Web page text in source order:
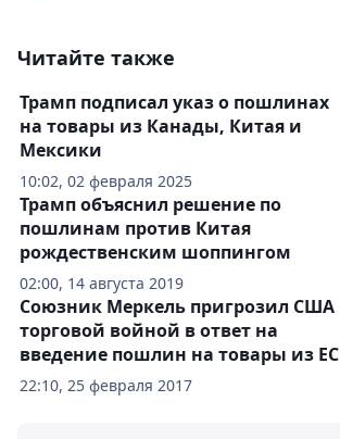
Читайте также
10:02, 02 февраля 2025
Трамп подписал указ о пошлинах
на товары из Канады, Китая и
Мексики
02:00, 14 августа 2019
Трамп объяснил решение по
пошлинам против Китая
рождественским шоппингом
22:10, 25 февраля 2017
Союзник Меркель пригрозил США
торговой войной в ответ на
введение пошлин на товары из ЕС